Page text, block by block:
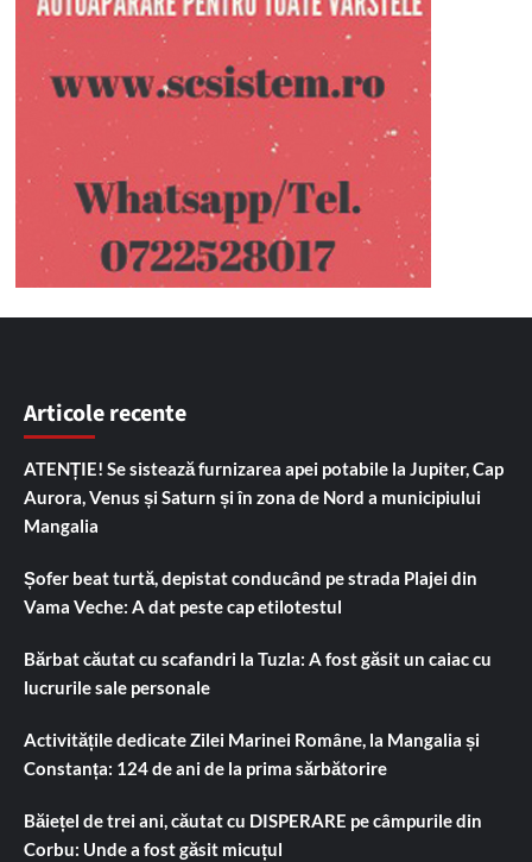
Articole recente
ATENȚIE! Se sistează furnizarea apei potabile la Jupiter, Cap
Aurora, Venus și Saturn și în zona de Nord a municipiului
Mangalia
Șofer beat turtă, depistat conducând pe strada Plajei din
Vama Veche: A dat peste cap etilotestul
Bărbat căutat cu scafandri la Tuzla: A fost găsit un caiac cu
lucrurile sale personale
Activitățile dedicate Zilei Marinei Române, la Mangalia și
Constanța: 124 de ani de la prima sărbătorire
Băiețel de trei ani, căutat cu DISPERARE pe câmpurile din
Corbu: Unde a fost găsit micuțul